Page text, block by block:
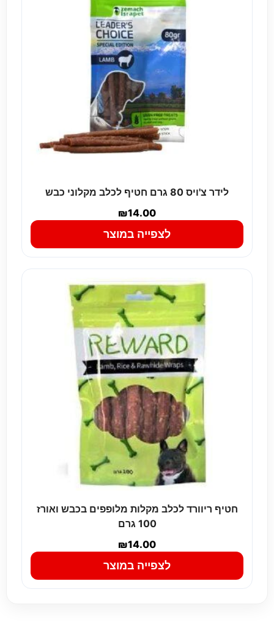
לידר צ'ויס 80 גרם חטיף לכלב מקלוני כבש
₪14.00
לצפייה במוצר
חטיף ריוורד לכלב מקלות מלופפים בכבש ואורז
100 גרם
₪14.00
לצפייה במוצר